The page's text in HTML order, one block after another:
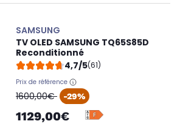
SAMSUNG
TV OLED SAMSUNG TQ65S85D
Reconditionné
4,7/5(61)
Prix de référence
oldPrice
1600,00€ -29%
1129,00€